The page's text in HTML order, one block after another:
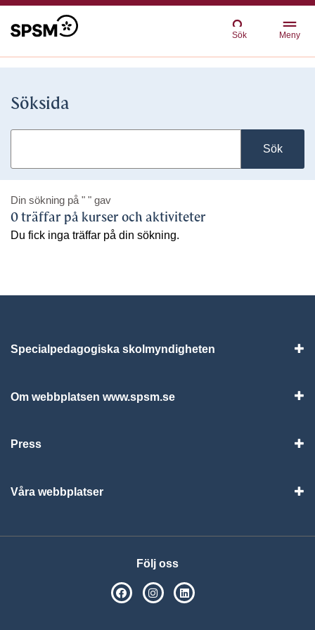
Sök Meny
Söksida
Sök
Din sökning på " " gav
0 träffar på kurser och aktiviteter
Du fick inga träffar på din sökning.
Specialpedagogiska skolmyndigheten
Om webbplatsen www.spsm.se
Press
Våra webbplatser
Följ oss
SPSM på Facebook
SPSM på Instagram